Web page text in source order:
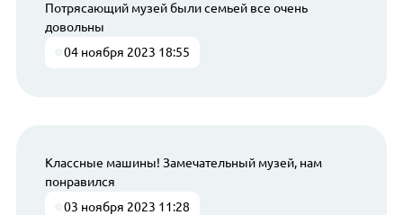
Потрясающий музей были семьей все очень
довольны
04 ноября 2023 18:55
Классные машины! Замечательный музей, нам
понравился
03 ноября 2023 11:28